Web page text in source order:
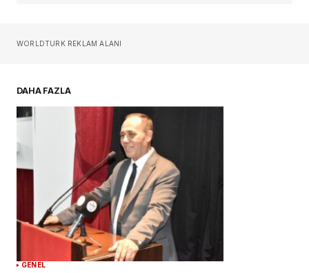
Sizin adınız*
Daha sonraki yorumlarımda kullanılması için
adım, e-posta adresim ve site adresim bu
tarayıcıya kaydedilsin.
YORUM GÖNDER
WORLDTURK REKLAM ALANI
DAHA FAZLA
GENEL